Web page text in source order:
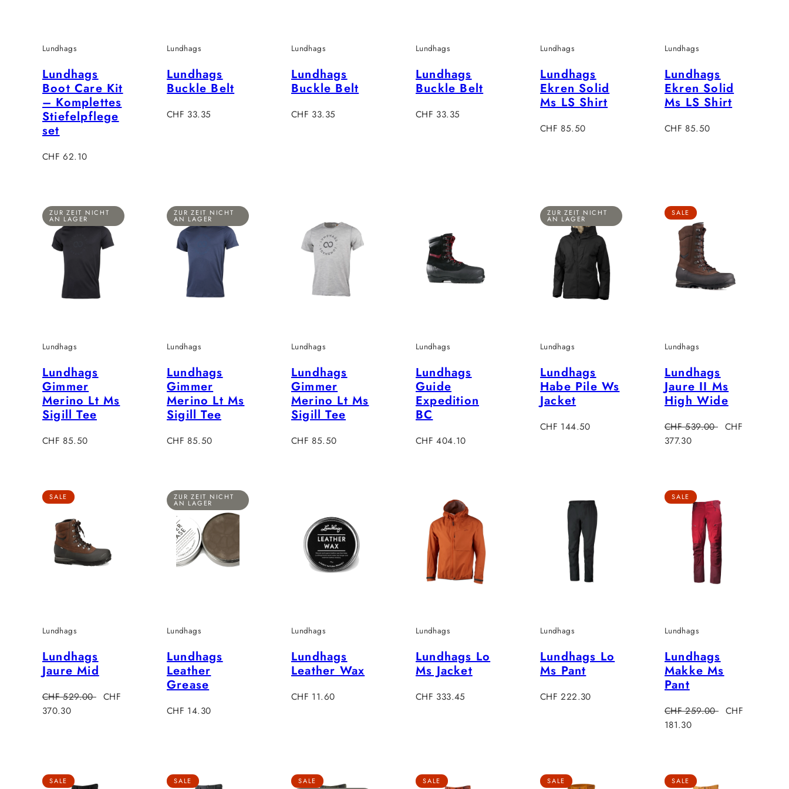
Lundhags
Lundhags
Boot Care Kit
– Komplettes
Stiefelpflege
set
Verkaufspreis
CHF 62.10
Lundhags
Lundhags
Buckle Belt
Verkaufspreis
CHF 33.35
Lundhags
Lundhags
Buckle Belt
Verkaufspreis
CHF 33.35
Lundhags
Lundhags
Buckle Belt
Verkaufspreis
CHF 33.35
Lundhags
Lundhags
Ekren Solid
Ms LS Shirt
Verkaufspreis
CHF 85.50
Lundhags
Lundhags
Ekren Solid
Ms LS Shirt
Verkaufspreis
CHF 85.50
ZUR ZEIT NICHT
AN LAGER
Lundhags
Lundhags
Gimmer
Merino Lt Ms
Sigill Tee
Verkaufspreis
CHF 85.50
ZUR ZEIT NICHT
AN LAGER
Lundhags
Lundhags
Gimmer
Merino Lt Ms
Sigill Tee
Verkaufspreis
CHF 85.50
Lundhags
Lundhags
Gimmer
Merino Lt Ms
Sigill Tee
Verkaufspreis
CHF 85.50
Lundhags
Lundhags
Guide
Expedition
BC
Verkaufspreis
CHF 404.10
ZUR ZEIT NICHT
AN LAGER
Lundhags
Lundhags
Habe Pile Ws
Jacket
Verkaufspreis
CHF 144.50
SALE
Lundhags
Lundhags
Jaure II Ms
High Wide
Regulärer
Preis
CHF 539.00 Verkaufspreis
CHF
377.30
SALE
Lundhags
Lundhags
Jaure Mid
Regulärer
Preis
CHF 529.00 Verkaufspreis
CHF
370.30
ZUR ZEIT NICHT
AN LAGER
Lundhags
Lundhags
Leather
Grease
Verkaufspreis
CHF 14.30
Lundhags
Lundhags
Leather Wax
Verkaufspreis
CHF 11.60
Lundhags
Lundhags Lo
Ms Jacket
Verkaufspreis
CHF 333.45
Lundhags
Lundhags Lo
Ms Pant
Verkaufspreis
CHF 222.30
SALE
Lundhags
Lundhags
Makke Ms
Pant
Regulärer
Preis
CHF 259.00 Verkaufspreis
CHF
181.30
SALE SALE
SALE
SALE SALE SALE